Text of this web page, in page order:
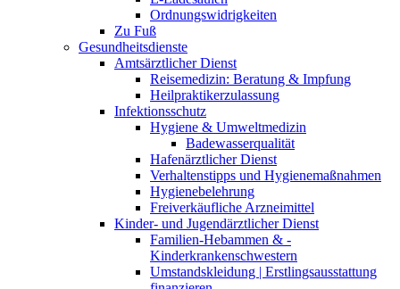
Ordnungswidrigkeiten
Zu Fuß
Gesundheitsdienste
Amtsärztlicher Dienst
Reisemedizin: Beratung & Impfung
Heilpraktikerzulassung
Infektionsschutz
Hygiene & Umweltmedizin
Badewasserqualität
Hafenärztlicher Dienst
Verhaltenstipps und Hygienemaßnahmen
Hygienebelehrung
Freiverkäufliche Arzneimittel
Kinder- und Jugendärztlicher Dienst
Familien-Hebammen & -
Kinderkrankenschwestern
Umstandskleidung | Erstlingsausstattung